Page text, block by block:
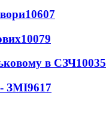
10607
10079
в СЗЧ10035
ЗМІ9617